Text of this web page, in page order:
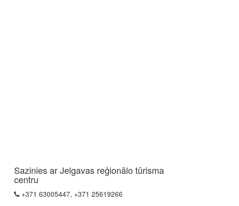
Sazinies ar Jelgavas reģionālo tūrisma
centru
+371 63005447, +371 25619266